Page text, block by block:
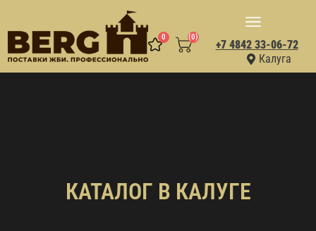
Калуга
0 (0)
+7 4842 33-06-72
КАТАЛОГ В КАЛУГЕ